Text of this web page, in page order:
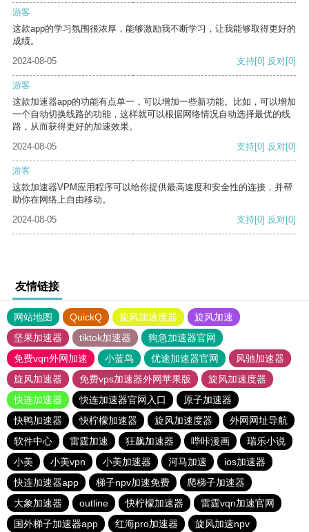
游客
这款app的学习氛围很浓厚，能够激励我不断学习，让我能够取得更好的
成绩。
2024-08-05
支持[0] 反对[0]
游客
这款加速器app的功能有点单一，可以增加一些新功能。比如，可以增加
一个自动切换线路的功能，这样就可以根据网络情况自动选择最优的线
路，从而获得更好的加速效果。
2024-08-05
支持[0] 反对[0]
游客
这款加速器VPM应用程序可以给你提供最高速度和安全性的连接，并帮
助你在网络上自由移动。
2024-08-05
支持[0] 反对[0]
友情链接
网站地图 QuickQ 旋风加速度器
旋风加速
坚果加速器
tiktok加速器
狗急加速器官网
免费vqn外网加速
小蓝鸟 优途加速器官网
风驰加速器
旋风加速器
免费vps加速器外网苹果版
旋风加速度器
快连加速器
快连加速器官网入口
原子加速器
快鸭加速器
快柠檬加速器 旋风加速度器
外网网址导航
软件中心
雷霆加速 狂飙加速器 哔咔漫画
瑞乐小说
小美
小美vpn 小美加速器 河马加速
ios加速器
快连加速器app
梯子npv加速免费
爬梯子加速器
大象加速器
outline 快柠檬加速器
雷霆vqn加速官网
国外梯子加速器app
红海pro加速器
旋风加速npv